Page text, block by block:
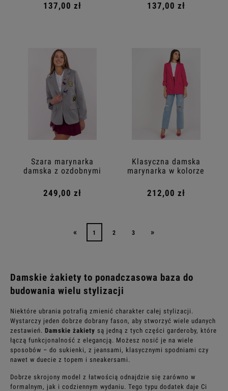
137,00 zł 137,00 zł
Szara marynarka
damska z ozdobnymi
249,00 zł
Klasyczna damska
marynarka w kolorze
212,00 zł
« 1 2 3 »
Damskie żakiety to ponadczasowa baza do
budowania wielu stylizacji
Niektóre ubrania potrafią zmienić charakter całej stylizacji.
Wystarczy jeden dobrze dobrany fason, aby stworzyć wiele udanych
zestawień. Damskie żakiety są jedną z tych części garderoby, które
łączą funkcjonalność z elegancją. Możesz nosić je na wiele
sposobów – do sukienki, z jeansami, klasycznymi spodniami czy
nawet w duecie z topem i sneakersami.
Dobrze skrojony model z łatwością odnajdzie się zarówno w
formalnym, jak i codziennym wydaniu. Tego typu dodatek daje Ci